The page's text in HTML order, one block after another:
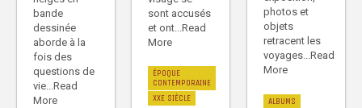
bande
dessinée
aborde à la
fois des
questions de
vie...Read
More
sont accusés
et ont...Read
More
ÉPOQUE
CONTEMPORAINE
XXE SIÈCLE
photos et
objets
retracent les
voyages...Read
More
ALBUMS